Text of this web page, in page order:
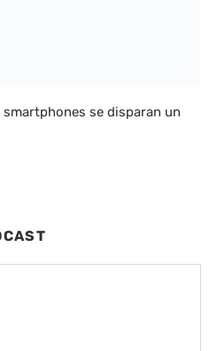
se disparan un